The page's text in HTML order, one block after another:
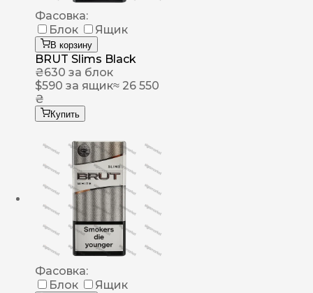
Фасовка:
Блок
Ящик
В корзину
BRUT Slims Black
₴630 за блок
$590 за ящик≈ 26 550
₴
Купить
Фасовка:
Блок
Ящик